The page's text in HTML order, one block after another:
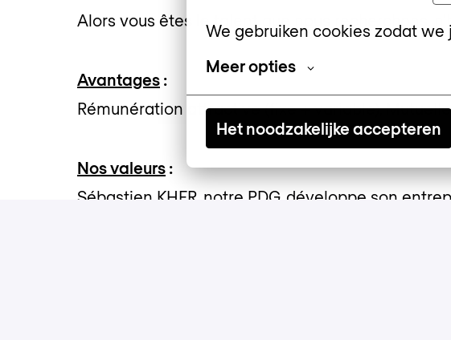
We gebruiken cookies zodat
Meer opties
Het noodzakelijke accepteren
Alors vous êtes le talent que nous recherchons,
Avantages :
Rémunération attractive (fixe + variable),
Nos valeurs :
Sébastien KHER, notre PDG, développe son